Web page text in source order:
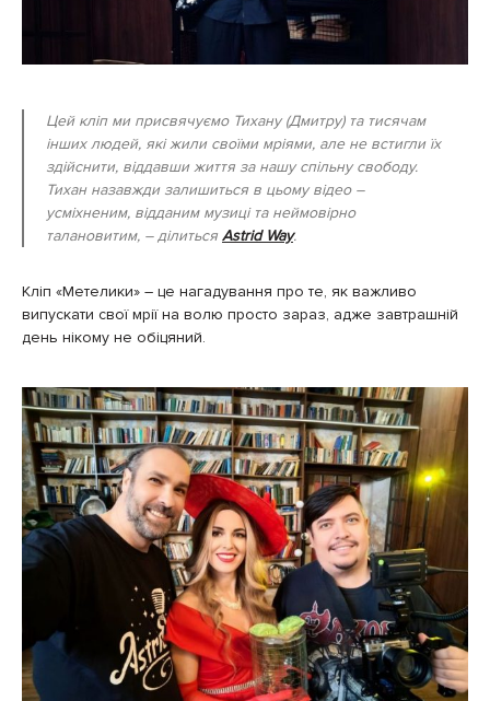
Цей кліп ми присвячуємо Тихану (Дмитру) та тисячам
інших людей, які жили своїми мріями, але не встигли їх
здійснити, віддавши життя за нашу спільну свободу.
Тихан назавжди залишиться в цьому відео –
усміхненим, відданим музиці та неймовірно
талановитим, – ділиться Astrid Way.
Кліп «Метелики» – це нагадування про те, як важливо
випускати свої мрії на волю просто зараз, адже завтрашній
день нікому не обіцяний.